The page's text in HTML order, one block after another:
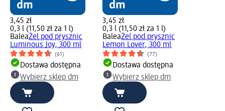
3,45 zł
0,3 l (11,50 zł za 1 l)
BaleaŻel pod prysznic
Luminous Joy, 300 ml
(61)
Dostawa dostępna
Wybierz sklep dm
3,45 zł
0,3 l (11,50 zł za 1 l)
BaleaŻel pod prysznic
Lemon Lover, 300 ml
(77)
Dostawa dostępna
Wybierz sklep dm